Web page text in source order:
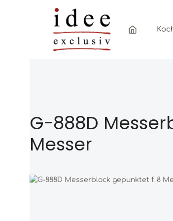
Zum Hauptinhalt springen
Zur Hauptnavigation springen
G-888D
Messer
Bildergalerie überspringen